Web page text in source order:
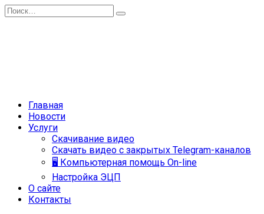
Перейти
к
Search
for:
Главная
Новости
Услуги
Скачивание видео
Скачать видео с закрытых Telegram-каналов
🖥 Компьютерная помощь On-line
Настройка ЭЦП
О сайте
Контакты